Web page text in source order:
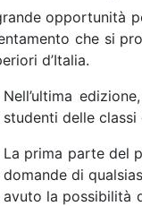
opportunità
che si
d’Italia.
Nell’ultima
studenti delle
La prima parte del
domande di
avuto la possibilità